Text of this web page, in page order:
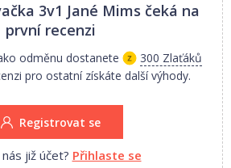
3v1 Jané Mims čeká na
první recenzi
odměnu dostanete
300 Zlaťáků
pro ostatní získáte další výhody.
Registrovat se
již účet? Přihlaste se